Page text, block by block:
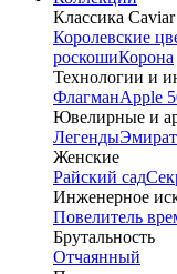
Классика Caviar
Королевские
роскошиКорона
Технологии и
ФлагманApple
Ювелирные и
Легенды
Женские
Райский сад
Инженерное
Повелитель
Брутальность
Отчаянный